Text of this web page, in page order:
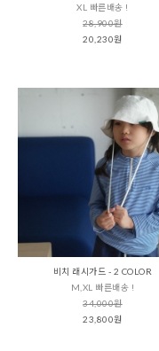
XL 빠른배송 !
28,900원
20,230원
비치 래시가드 - 2 COLOR
M,XL 빠른배송 !
34,000원
23,800원